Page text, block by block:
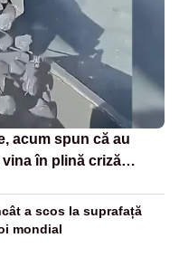
acum spun că au
vina în plină criză
a scos la suprafață
mondial